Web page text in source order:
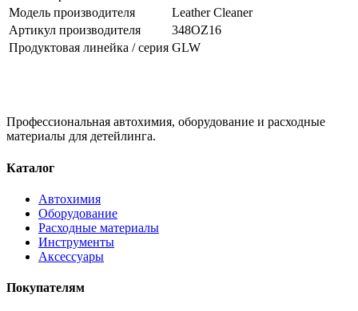
Модель производителя
Leather Cleaner
Артикул производителя
348OZ16
Продуктовая линейка / серия GLW
Профессиональная автохимия, оборудование и расходные
материалы для детейлинга.
Каталог
Автохимия
Оборудование
Расходные материалы
Инструменты
Аксессуары
Покупателям